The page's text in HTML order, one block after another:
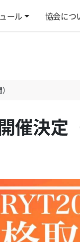
ール 協会につ
催決定